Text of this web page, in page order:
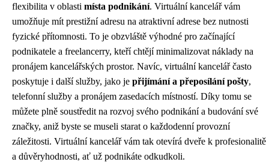
flexibilita v oblasti místa podnikání. Virtuální kancelář vám
umožňuje mít prestižní adresu na atraktivní adrese bez nutnosti
fyzické přítomnosti. To je obzvláště výhodné pro začínající
podnikatele a freelancerry, kteří chtějí minimalizovat náklady na
pronájem kancelářských prostor. Navíc, virtuální kancelář často
poskytuje i další služby, jako je přijímání a přeposílání pošty,
telefonní služby a pronájem zasedacích místností. Díky tomu se
můžete plně soustředit na rozvoj svého podnikání a budování své
značky, aniž byste se museli starat o každodenní provozní
záležitosti. Virtuální kancelář vám tak otevírá dveře k profesionalitě
a důvěryhodnosti, ať už podnikáte odkudkoli.